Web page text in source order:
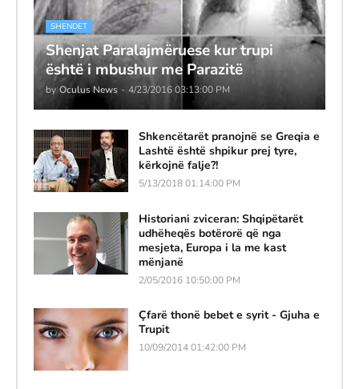
SHENDET
Shenjat Paralajmëruese kur trupi
është i mbushur me Parazitë
by Oculus News - 4/23/2016 03:13:00 PM
Shkencëtarët pranojnë se Greqia e
Lashtë është shpikur prej tyre,
kërkojnë falje?!
5/13/2018 01:14:00 PM
Historiani zviceran: Shqipëtarët
udhëheqës botërorë që nga
mesjeta, Europa i la me kast
mënjanë
2/05/2016 10:50:00 PM
Çfarë thonë bebet e syrit - Gjuha e
Trupit
10/09/2014 01:42:00 PM